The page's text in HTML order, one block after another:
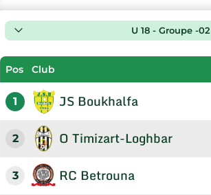
U 18 - Groupe -02
Pos Club
1 JS Boukhalfa
2 O Timizart-Loghbar
3 RC Betrouna